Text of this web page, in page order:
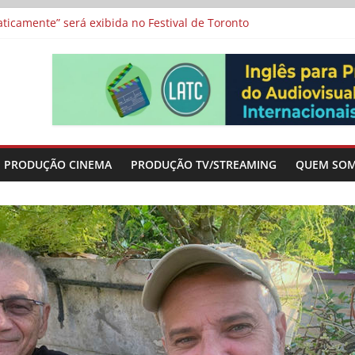
“Os Feiticeiros Inocentes” e filme-tributo de Wajda a
protagonizam adaptação brasileira de série argentina para o
e divide prêmio principal entre “Manas” e “O Agente Secreto”
metragens sobre envelhecimento criados a partir de histórias
PRODUÇÃO CINEMA PRODUÇÃO TV/STREAMING QUEM